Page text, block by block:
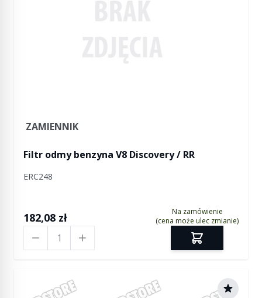
ZAMIENNIK
Filtr odmy benzyna V8 Discovery / RR
ERC248
182,08 zł
Na zamówienie
(cena może ulec zmianie)